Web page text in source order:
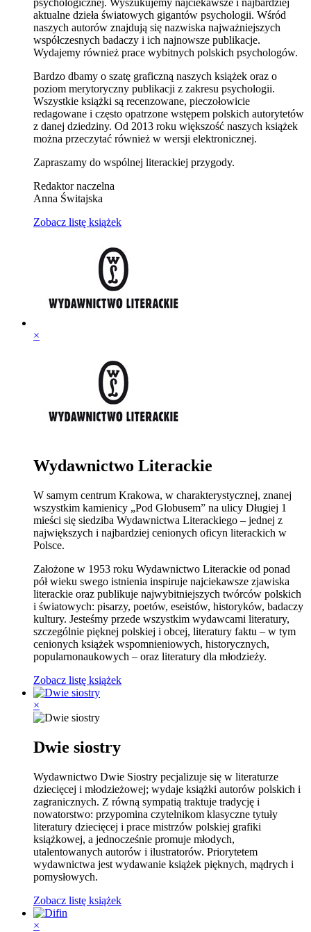
psychologicznej. Wyszukujemy najciekawsze i najbardziej
aktualne dzieła światowych gigantów psychologii. Wśród
naszych autorów znajdują się nazwiska najważniejszych
współczesnych badaczy i ich najnowsze publikacje.
Wydajemy również prace wybitnych polskich psychologów.
Bardzo dbamy o szatę graficzną naszych książek oraz o
poziom merytoryczny publikacji z zakresu psychologii.
Wszystkie książki są recenzowane, pieczołowicie
redagowane i często opatrzone wstępem polskich autorytetów
z danej dziedziny. Od 2013 roku większość naszych książek
można przeczytać również w wersji elektronicznej.
Zapraszamy do wspólnej literackiej przygody.
Redaktor naczelna
Anna Świtajska
Zobacz listę książek
×
Wydawnictwo Literackie
W samym centrum Krakowa, w charakterystycznej, znanej
wszystkim kamienicy „Pod Globusem” na ulicy Długiej 1
mieści się siedziba Wydawnictwa Literackiego – jednej z
największych i najbardziej cenionych oficyn literackich w
Polsce.
Założone w 1953 roku Wydawnictwo Literackie od ponad
pół wieku swego istnienia inspiruje najciekawsze zjawiska
literackie oraz publikuje najwybitniejszych twórców polskich
i światowych: pisarzy, poetów, eseistów, historyków, badaczy
kultury. Jesteśmy przede wszystkim wydawcami literatury,
szczególnie pięknej polskiej i obcej, literatury faktu – w tym
cenionych książek wspomnieniowych, historycznych,
popularnonaukowych – oraz literatury dla młodzieży.
Zobacz listę książek
×
Dwie siostry
Wydawnictwo Dwie Siostry pecjalizuje się w literaturze
dziecięcej i młodzieżowej; wydaje książki autorów polskich i
zagranicznych. Z równą sympatią traktuje tradycję i
nowatorstwo: przypomina czytelnikom klasyczne tytuły
literatury dziecięcej i prace mistrzów polskiej grafiki
książkowej, a jednocześnie promuje młodych,
utalentowanych autorów i ilustratorów. Priorytetem
wydawnictwa jest wydawanie książek pięknych, mądrych i
pomysłowych.
Zobacz listę książek
×